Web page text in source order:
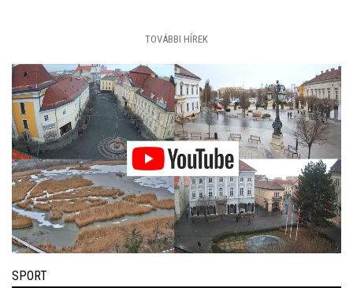
TOVÁBBI HÍREK
SPORT